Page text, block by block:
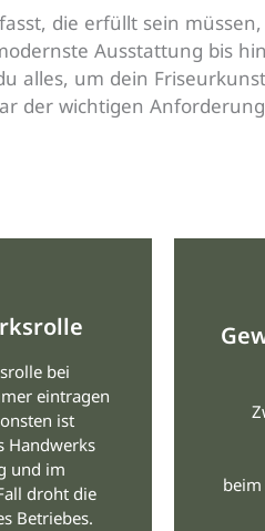
die erfüllt sein
Ausstattung bis
alles, um dein
der wichtigen
bei
eintragen
ist
Handwerks
und im
droht die
Betriebes.